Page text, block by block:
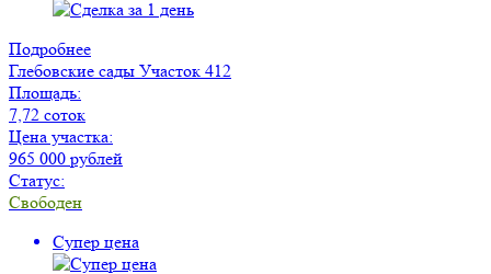
Подробнее
Глебовские сады Участок 412
Площадь:
7,72 соток
Цена участка:
965 000 рублей
Статус:
Свободен
Супер цена